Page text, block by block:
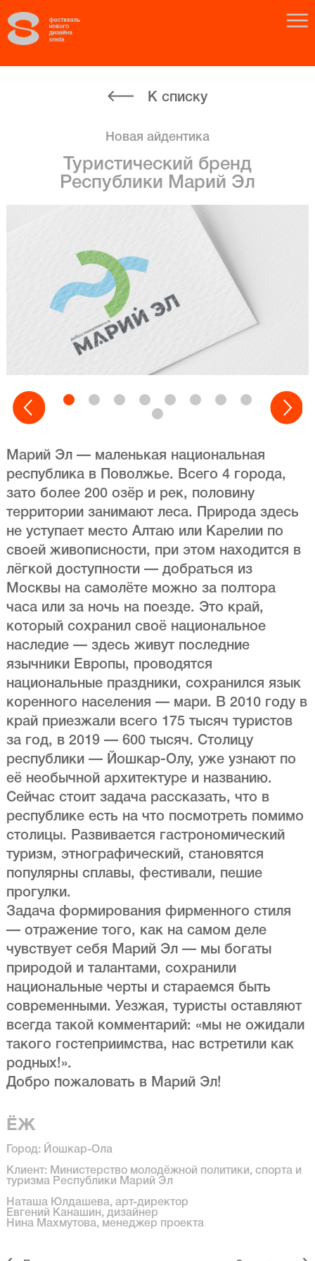
К списку
Новая айдентика
Туристический бренд
Республики Марий Эл
Марий Эл — маленькая национальная
республика в Поволжье. Всего 4 города,
зато более 200 озёр и рек, половину
территории занимают леса. Природа здесь
не уступает место Алтаю или Карелии по
своей живописности, при этом находится в
лёгкой доступности — добраться из
Москвы на самолёте можно за полтора
часа или за ночь на поезде. Это край,
который сохранил своё национальное
наследие — здесь живут последние
язычники Европы, проводятся
национальные праздники, сохранился язык
коренного населения — мари. В 2010 году в
край приезжали всего 175 тысяч туристов
за год, в 2019 — 600 тысяч. Столицу
республики — Йошкар-Олу, уже узнают по
её необычной архитектуре и названию.
Сейчас стоит задача рассказать, что в
республике есть на что посмотреть помимо
столицы. Развивается гастрономический
туризм, этнографический, становятся
популярны сплавы, фестивали, пешие
прогулки.
Задача формирования фирменного стиля
— отражение того, как на самом деле
чувствует себя Марий Эл — мы богаты
природой и талантами, сохранили
национальные черты и стараемся быть
современными. Уезжая, туристы оставляют
всегда такой комментарий: «мы не ожидали
такого гостеприимства, нас встретили как
родных!».
Добро пожаловать в Марий Эл!
ЁЖ
Город: Йошкар-Ола
Клиент: Министерство молодёжной политики, спорта и
туризма Республики Марий Эл
Наташа Юлдашева, арт-директор
Евгений Канашин, дизайнер
Нина Махмутова, менеджер проекта